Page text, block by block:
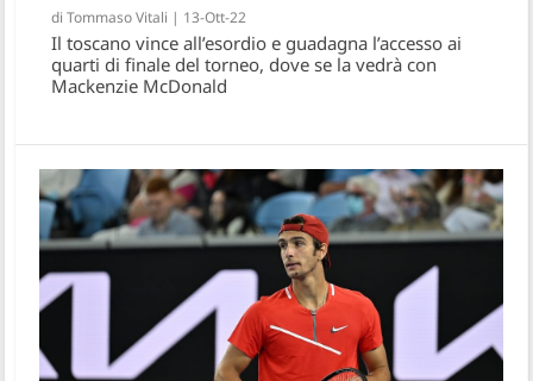
diTommaso Vitali | 13-Ott-22
Il toscano vince all’esordio e guadagna l’accesso ai
quarti di finale del torneo, dove se la vedrà con
Mackenzie McDonald